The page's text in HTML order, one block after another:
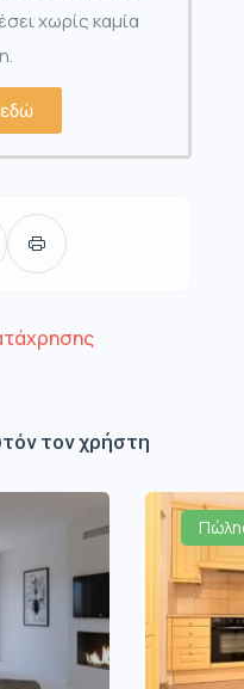
χωρίς καμία
τον χρήστη